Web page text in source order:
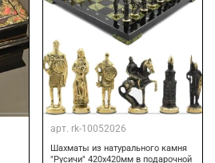
арт. rk-10052026
Шахматы из натурального камня
"Русичи" 420х420мм в подарочной